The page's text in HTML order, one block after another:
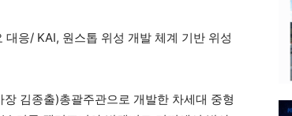
응/ KAI, 원스톱 위성 개발 체계 기반 위성
김종출)총괄주관으로 개발한 차세대 중형